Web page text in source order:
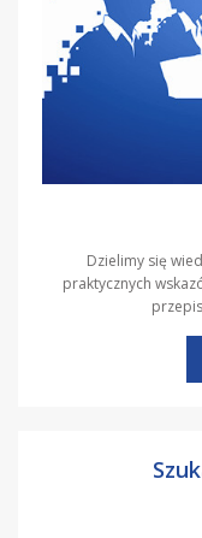
Dzielimy się
praktycznych